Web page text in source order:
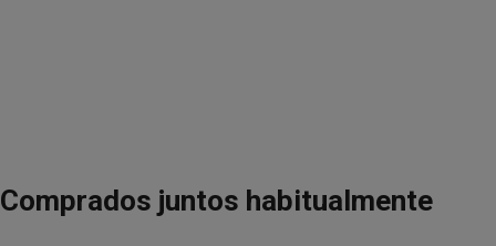
Comprados juntos habitualmente